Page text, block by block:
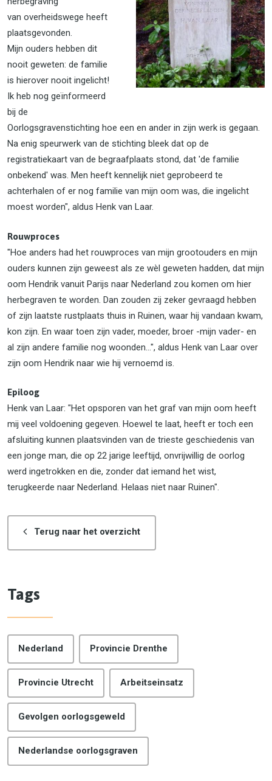
van overheidswege heeft
plaatsgevonden.
Mijn ouders hebben dit
nooit geweten: de familie
is hierover nooit ingelicht!
Ik heb nog geïnformeerd
bij de
Oorlogsgravenstichting hoe een en ander in zijn werk is gegaan.
Na enig speurwerk van de stichting bleek dat op de
registratiekaart van de begraafplaats stond, dat 'de familie
onbekend' was. Men heeft kennelijk niet geprobeerd te
achterhalen of er nog familie van mijn oom was, die ingelicht
moest worden", aldus Henk van Laar.
Rouwproces
"Hoe anders had het rouwproces van mijn grootouders en mijn
ouders kunnen zijn geweest als ze wèl geweten hadden, dat mijn
oom Hendrik vanuit Parijs naar Nederland zou komen om hier
herbegraven te worden. Dan zouden zij zeker gevraagd hebben
of zijn laatste rustplaats thuis in Ruinen, waar hij vandaan kwam,
kon zijn. En waar toen zijn vader, moeder, broer -mijn vader- en
al zijn andere familie nog woonden...", aldus Henk van Laar over
zijn oom Hendrik naar wie hij vernoemd is.
Epiloog
Henk van Laar: "Het opsporen van het graf van mijn oom heeft
mij veel voldoening gegeven. Hoewel te laat, heeft er toch een
afsluiting kunnen plaatsvinden van de trieste geschiedenis van
een jonge man, die op 22 jarige leeftijd, onvrijwillig de oorlog
werd ingetrokken en die, zonder dat iemand het wist,
terugkeerde naar Nederland. Helaas niet naar Ruinen".
Terug naar het overzicht
Tags
Nederland Provincie Drenthe
Provincie Utrecht Arbeitseinsatz
Gevolgen oorlogsgeweld
Nederlandse oorlogsgraven